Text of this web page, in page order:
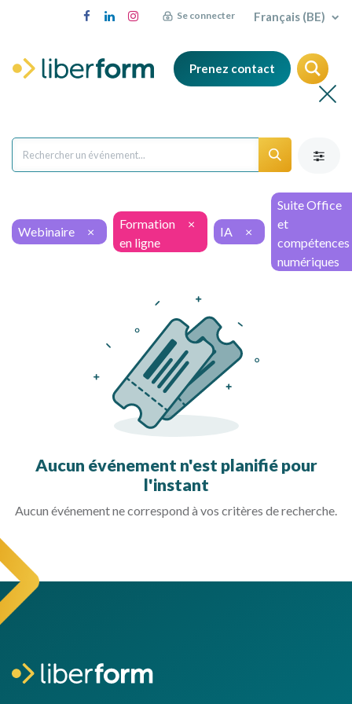
Se connecter Français (BE)
Prenez contact
Webinaire ×
Formation
en ligne
×
IA ×
Suite Office
et
compétences
numériques
Aucun événement n'est planifié pour
l'instant
Aucun événement ne correspond à vos critères de recherche.